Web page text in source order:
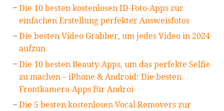
Die 10 besten kostenlosen ID-Foto-Apps zur
einfachen Erstellung perfekter Ausweisfotos
Die besten Video Grabber, um jedes Video in 2024
aufzun
Die 10 besten Beauty-Apps, um das perfekte Selfie
zu machen – iPhone & Android: Die besten
Frontkamera-Apps für Androi
Die 5 besten kostenlosen Vocal Removers zur